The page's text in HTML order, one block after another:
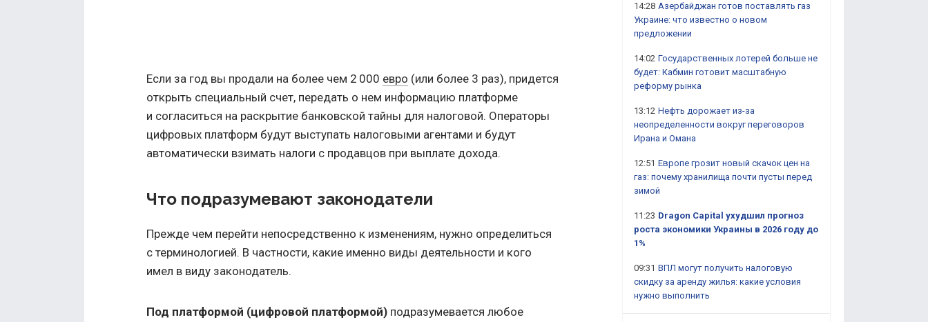
Если за год вы продали на более чем 2 000 евро (или более 3 раз), придется
открыть специальный счет, передать о нем информацию платформе
и согласиться на раскрытие банковской тайны для налоговой. Операторы
цифровых платформ будут выступать налоговыми агентами и будут
автоматически взимать налоги с продавцов при выплате дохода.
Что подразумевают законодатели
Прежде чем перейти непосредственно к изменениям, нужно определиться
с терминологией. В частности, какие именно виды деятельности и кого
имел в виду законодатель.
Под платформой (цифровой платформой) подразумевается любое
14:28 Азербайджан готов поставлять газ
Украине: что известно о новом
предложении
14:02 Государственных лотерей больше не
будет: Кабмин готовит масштабную
реформу рынка
13:12 Нефть дорожает из-за
неопределенности вокруг переговоров
Ирана и Омана
12:51 Европе грозит новый скачок цен на
газ: почему хранилища почти пусты перед
зимой
11:23 Dragon Capital ухудшил прогноз
роста экономики Украины в 2026 году до
1%
09:31 ВПЛ могут получить налоговую
скидку за аренду жилья: какие условия
нужно выполнить